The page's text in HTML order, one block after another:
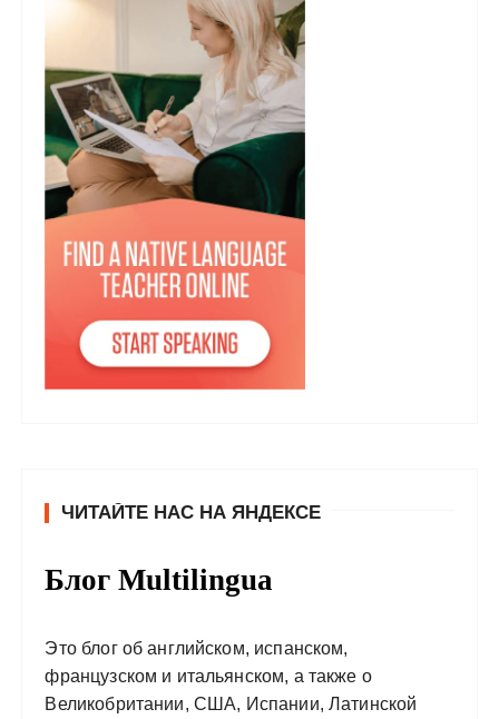
ЧИТАЙТЕ НАС НА ЯНДЕКСЕ
Блог Multilingua
Это блог об английском, испанском,
французском и итальянском, а также о
Великобритании, США, Испании, Латинской